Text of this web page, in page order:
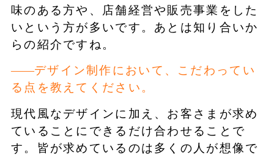
味のある方や、店舗経営や販売事業をした
いという方が多いです。あとは知り合いか
らの紹介ですね。
デザイン制作において、こだわってい
る点を教えてください。
現代風なデザインに加え、お客さまが求め
ていることにできるだけ合わせることで
す。皆が求めているのは多くの人が想像で